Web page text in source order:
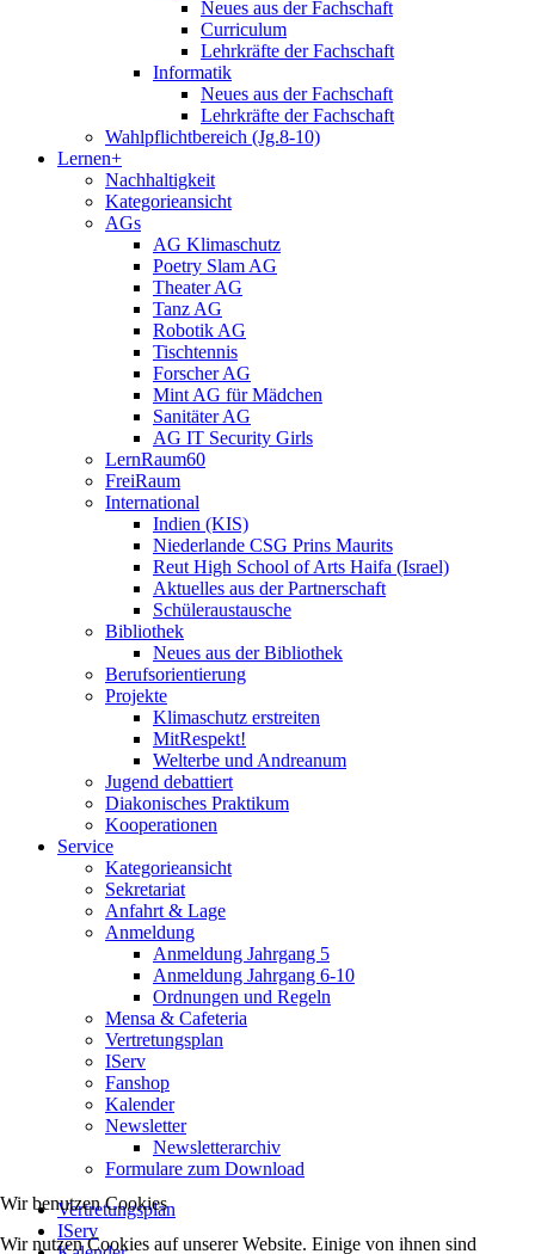
Neues aus der Fachschaft
Curriculum
Lehrkräfte der Fachschaft
Informatik
Neues aus der Fachschaft
Lehrkräfte der Fachschaft
Wahlpflichtbereich (Jg.8-10)
Lernen+
Nachhaltigkeit
Kategorieansicht
AGs
AG Klimaschutz
Poetry Slam AG
Theater AG
Tanz AG
Robotik AG
Tischtennis
Forscher AG
Mint AG für Mädchen
Sanitäter AG
AG IT Security Girls
LernRaum60
FreiRaum
International
Indien (KIS)
Niederlande CSG Prins Maurits
Reut High School of Arts Haifa (Israel)
Aktuelles aus der Partnerschaft
Schüleraustausche
Bibliothek
Neues aus der Bibliothek
Berufsorientierung
Projekte
Klimaschutz erstreiten
MitRespekt!
Welterbe und Andreanum
Jugend debattiert
Diakonisches Praktikum
Kooperationen
Service
Kategorieansicht
Sekretariat
Anfahrt & Lage
Anmeldung
Anmeldung Jahrgang 5
Anmeldung Jahrgang 6-10
Ordnungen und Regeln
Mensa & Cafeteria
Vertretungsplan
IServ
Fanshop
Kalender
Newsletter
Newsletterarchiv
Formulare zum Download
Vertretungsplan
IServ
Wir benutzen Cookies
Wir nutzen Cookies auf unserer Website. Einige von ihnen sind